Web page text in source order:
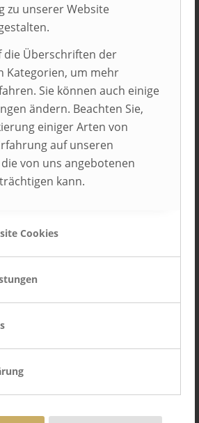
zu unserer Website
die Überschriften der
Kategorien, um mehr
Sie können auch einige
ändern. Beachten Sie,
einiger Arten von
auf unseren
von uns angebotenen
kann.
Cookies
– Eibensbach
GmbH & Co. KG